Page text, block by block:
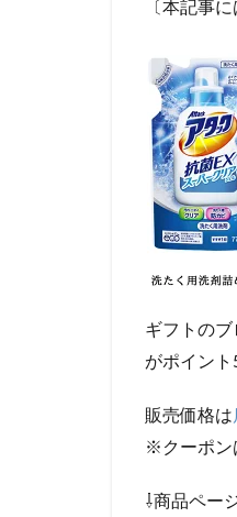
〔本記事
ギフトの
がポイント
販売価格は
※クーポン
⇩商品ペー